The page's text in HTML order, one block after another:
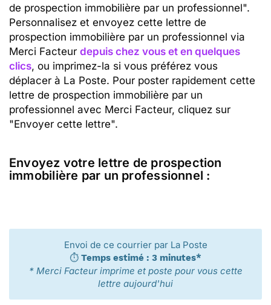
de prospection immobilière par un professionnel".
Personnalisez et envoyez cette lettre de
prospection immobilière par un professionnel via
Merci Facteur depuis chez vous et en quelques
clics, ou imprimez-la si vous préférez vous
déplacer à La Poste. Pour poster rapidement cette
lettre de prospection immobilière par un
professionnel avec Merci Facteur, cliquez sur
"Envoyer cette lettre".
Envoyez votre lettre de prospection
immobilière par un professionnel :
Envoi de ce courrier par La Poste
⏱️ Temps estimé : 3 minutes*
* Merci Facteur imprime et poste pour vous cette
lettre aujourd'hui